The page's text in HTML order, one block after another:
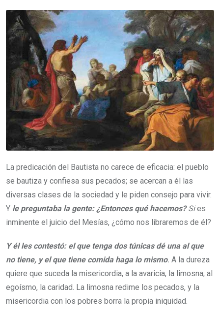
La predicación del Bautista no carece de eficacia: el pueblo
se bautiza y confiesa sus pecados; se acercan a él las
diversas clases de la sociedad y le piden consejo para vivir.
Y le preguntaba la gente: ¿Entonces qué hacemos?Sies
inminente el juicio del Mesías, ¿cómo nos libraremos de él?
Y él les contestó: el que tenga dos túnicas dé una al que
no tiene, y el que tiene comida haga lo mismo. A la dureza
quiere que suceda la misericordia, a la avaricia, la limosna; al
egoísmo, la caridad. La limosna redime los pecados, y la
misericordia con los pobres borra la propia iniquidad.